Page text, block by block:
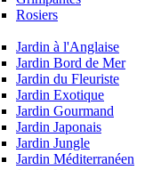
Rosiers
Jardin à l'Anglaise
Jardin Bord de Mer
Jardin du Fleuriste
Jardin Exotique
Jardin Gourmand
Jardin Japonais
Jardin Jungle
Jardin Méditerranéen